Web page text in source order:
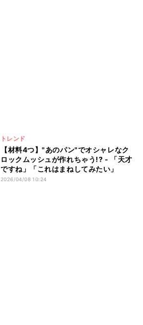
トレンド
【材料4つ】"あのパン"でオシャレなク
ロックムッシュが作れちゃう!? - 「天才
ですね」「これはまねしてみたい」
2026/04/08 10:24